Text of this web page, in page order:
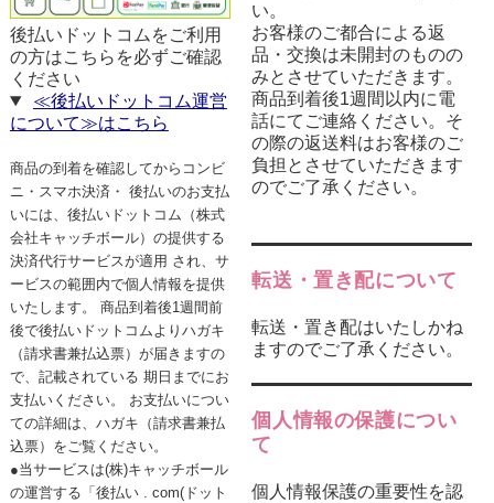
後払いドットコムをご利用
の方はこちらを必ずご確認
ください
≪後払いドットコム運営
について≫はこちら
商品の到着を確認してからコンビ
ニ・スマホ決済・ 後払いのお支払
いには、後払いドットコム（株式
会社キャッチボール）の提供する
決済代行サービスが適用 され、サ
ービスの範囲内で個人情報を提供
いたします。 商品到着後1週間前
後で後払いドットコムよりハガキ
（請求書兼払込票）が届きますの
で、記載されている 期日までにお
支払いください。 お支払いについ
ての詳細は、ハガキ（請求書兼払
込票）をご覧ください。
●当サービスは(株)キャッチボール
の運営する「後払い . com(ドット
い。
お客様のご都合による返
品・交換は未開封のものの
みとさせていただきます。
商品到着後1週間以内に電
話にてご連絡ください。そ
の際の返送料はお客様のご
負担とさせていただきます
のでご了承ください。
転送・置き配について
転送・置き配はいたしかね
ますのでご了承ください。
個人情報の保護につい
て
個人情報保護の重要性を認